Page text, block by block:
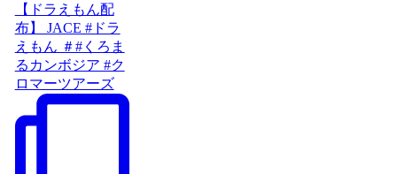
【ドラえもん配
布】 JACE #ドラ
えもん ＃#くろま
るカンボジア #ク
ロマーツアーズ